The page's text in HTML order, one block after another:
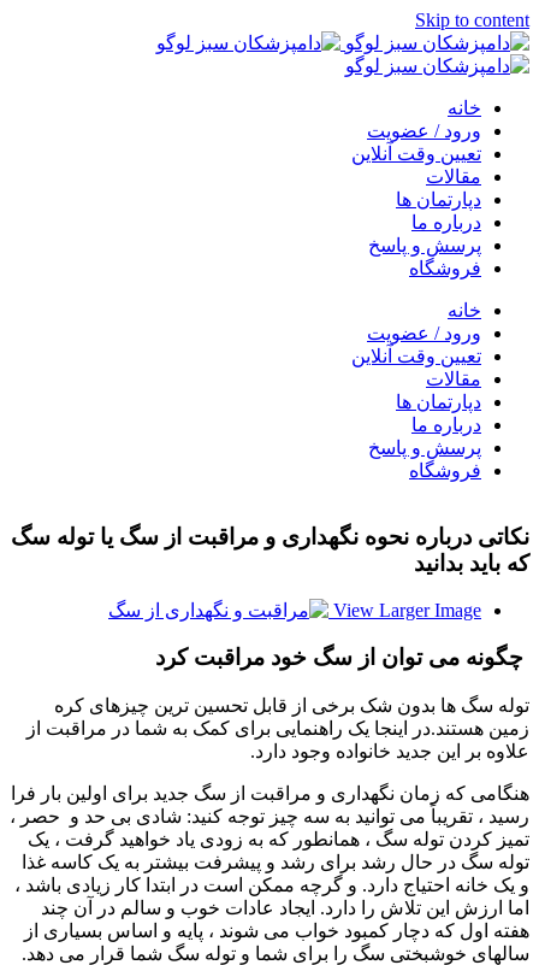
Skip to content
خانه
ورود / عضویت
تعیین وقت آنلاین
مقالات
دپارتمان ها
درباره ما
پرسش و پاسخ
فروشگاه
خانه
ورود / عضویت
تعیین وقت آنلاین
مقالات
دپارتمان ها
درباره ما
پرسش و پاسخ
فروشگاه
نکاتی درباره نحوه نگهداری و مراقبت از سگ یا توله سگ
که باید بدانید
View Larger Image
چگونه می توان از سگ خود مراقبت کرد
توله سگ ها بدون شک برخی از قابل تحسین ترین چیزهای کره
زمین هستند.در اینجا یک راهنمایی برای کمک به شما در مراقبت از
علاوه بر این جدید خانواده وجود دارد.
هنگامی که زمان نگهداری و مراقبت از سگ جدید برای اولین بار فرا
رسید ، تقریباً می توانید به سه چیز توجه کنید: شادی بی حد و حصر ،
تمیز کردن توله سگ ، همانطور که به زودی یاد خواهید گرفت ، یک
توله سگ در حال رشد برای رشد و پیشرفت بیشتر به یک کاسه غذا
و یک خانه احتیاج دارد. و گرچه ممکن است در ابتدا کار زیادی باشد ،
اما ارزش این تلاش را دارد. ایجاد عادات خوب و سالم در آن چند
هفته اول که دچار کمبود خواب می شوند ، پایه و اساس بسیاری از
سالهای خوشبختی سگ را برای شما و توله سگ شما قرار می دهد.